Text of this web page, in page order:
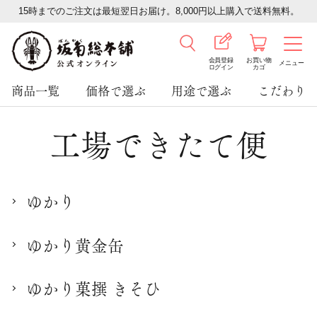
15時までのご注文は最短翌日お届け。8,000円以上購入で送料無料。
会員登録
ログイン
お買い物
カゴ
メニュー
商品一覧 価格で選ぶ 用途で選ぶ こだわり
工場できたて便
ゆかり
ゆかり黄金缶
ゆかり菓撰 きそひ